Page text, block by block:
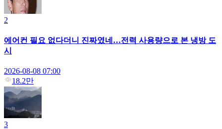
2
에어컨 필요 없다더니 진짜였네…전력 사용량으로 본 냉방 도
시
2026-08-08 07:00
18.2만
3